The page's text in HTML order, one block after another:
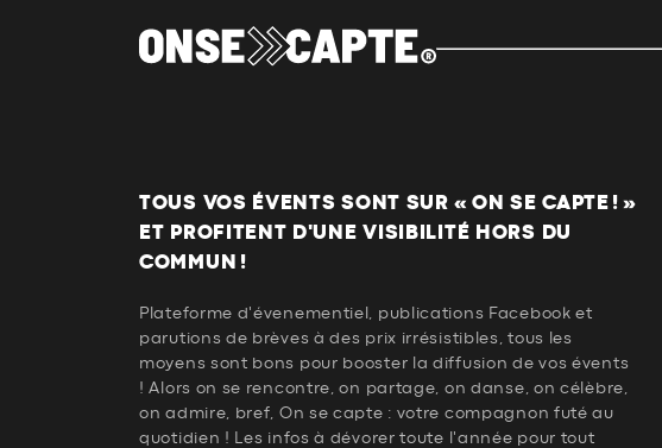
TOUS VOS ÉVENTS SONT SUR « ON SE CAPTE ! »
ET PROFITENT D'UNE VISIBILITÉ HORS DU
COMMUN !
Plateforme d'évenementiel, publications Facebook et
parutions de brèves à des prix irrésistibles, tous les
moyens sont bons pour booster la diffusion de vos évents
! Alors on se rencontre, on partage, on danse, on célèbre,
on admire, bref, On se capte : votre compagnon futé au
quotidien ! Les infos à dévorer toute l'année pour tout